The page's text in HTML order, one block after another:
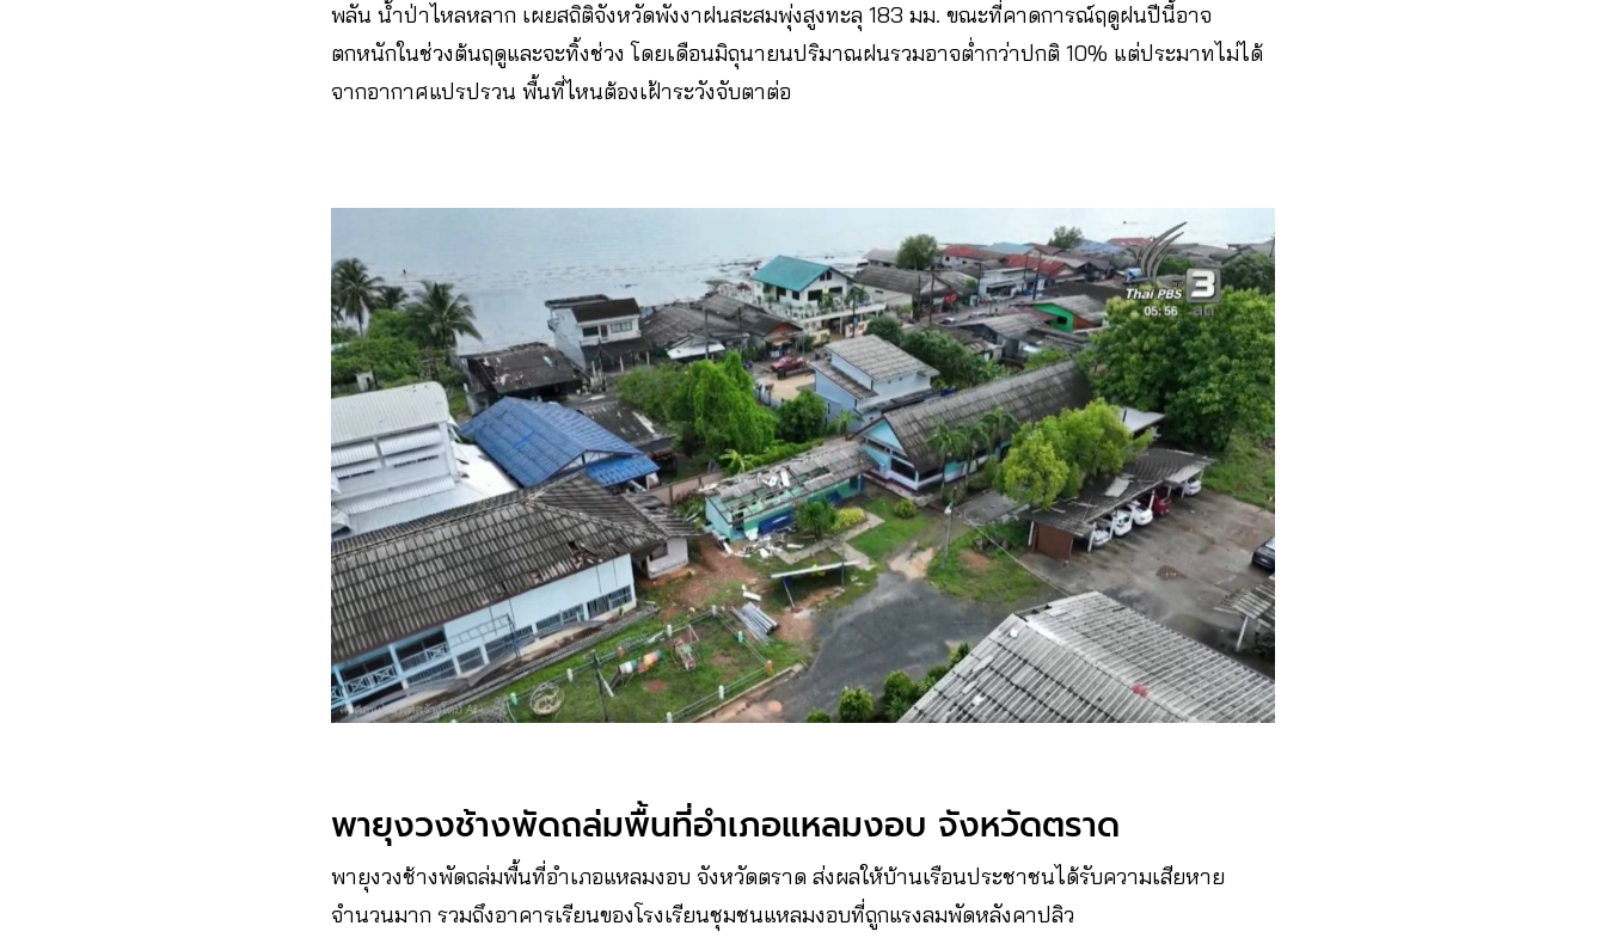
พลัน น้ำป่าไหลหลาก เผยสถิติจังหวัดพังงาฝนสะสมพุ่งสูงทะลุ 183 มม. ขณะที่คาดการณ์ฤดูฝนปีนี้อาจ
ตกหนักในช่วงต้นฤดูและจะทิ้งช่วง โดยเดือนมิถุนายนปริมาณฝนรวมอาจต่ำกว่าปกติ 10% แต่ประมาทไม่ได้
จากอากาศแปรปรวน พื้นที่ไหนต้องเฝ้าระวังจับตาต่อ
พายุงวงช้างพัดถล่มพื้นที่อำเภอแหลมงอบ จังหวัดตราด
พายุงวงช้างพัดถล่มพื้นที่อำเภอแหลมงอบ จังหวัดตราด ส่งผลให้บ้านเรือนประชาชนได้รับความเสียหาย
จำนวนมาก รวมถึงอาคารเรียนของโรงเรียนชุมชนแหลมงอบที่ถูกแรงลมพัดหลังคาปลิว